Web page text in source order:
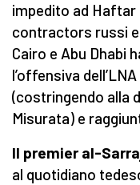
impedito ad Haftar
contractors russi
Cairo e Abu Dhabi
l’offensiva
(costringendo alla
Misurata) e
Il premier al-
al quotidiano